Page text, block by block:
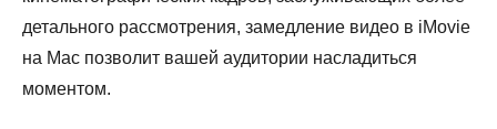
детального рассмотрения, замедление видео в iMovie
на Mac позволит вашей аудитории насладиться
моментом.